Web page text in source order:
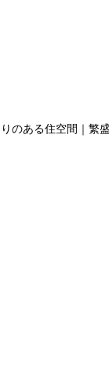
のある住空間｜繁